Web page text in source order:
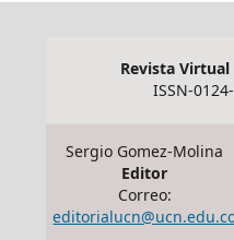
Revista
ISSN-
Sergio Gomez-Molina
Editor
Correo: